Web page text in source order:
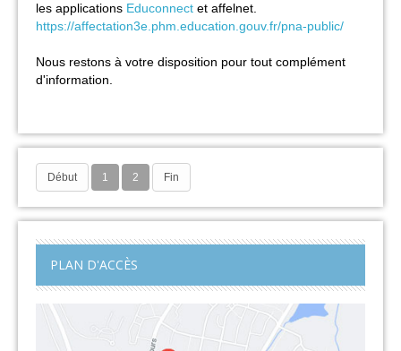
les applications Educonnect et affelnet.
https://affectation3e.phm.education.gouv.fr/pna-public/
Nous restons à votre disposition pour tout complément
d'information.
Début 1 2 Fin
PLAN D'ACCÈS